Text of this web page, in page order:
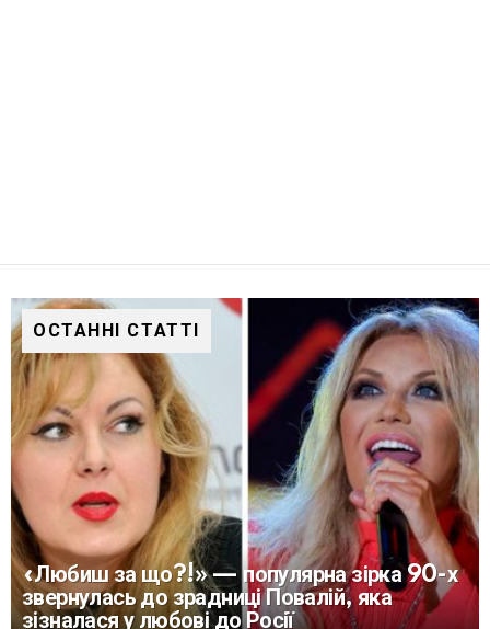
ОСТАННІ СТАТТІ
«Любиш за що?!» — популярна зірка 90-х
звернулась до зрадниці Повалій, яка
зізналася у любові до Росії